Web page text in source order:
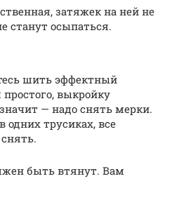
затяжек на ней не
станут осыпаться.
шить эффектный
выкройку
— надо снять мерки.
одних трусиках, все
быть втянут. Вам